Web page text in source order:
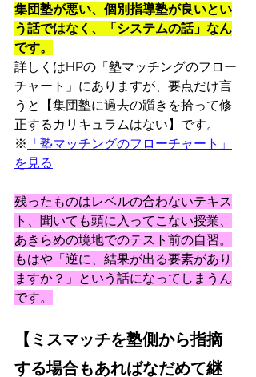
集団塾が悪い、個別指導塾が良いとい
う話ではなく、「システムの話」なん
です。
詳しくはHPの「塾マッチングのフロー
チャート」にありますが、要点だけ言
うと【集団塾に過去の躓きを拾って修
正するカリキュラムはない】です。
※ 「塾マッチングのフローチャート」
を見る
残ったものはレベルの合わないテキス
ト、聞いても頭に入ってこない授業、
あきらめの境地でのテスト前の自習。
もはや「逆に、結果が出る要素があり
ますか？」という話になってしまうん
です。
【ミスマッチを塾側から指摘
する場合もあればなだめて継